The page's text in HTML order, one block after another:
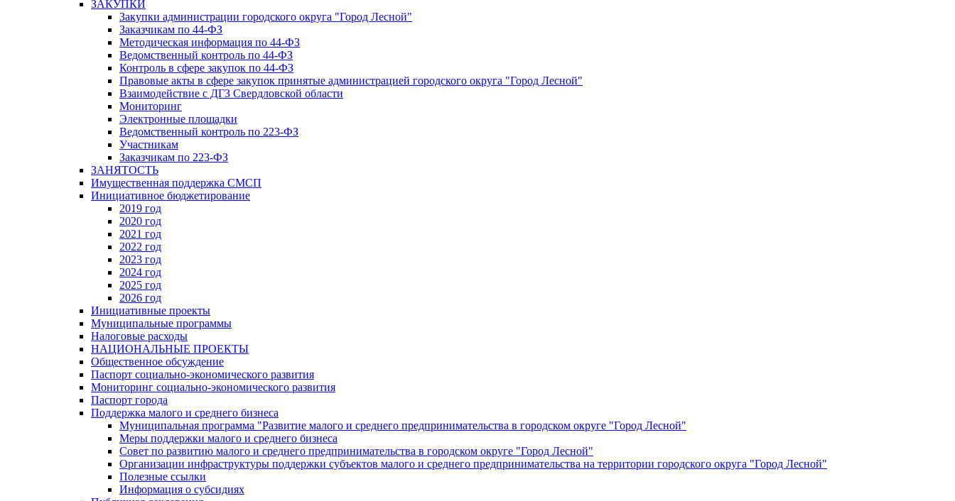
ЗАКУПКИ
Закупки администрации городского округа "Город Лесной"
Заказчикам по 44-ФЗ
Методическая информация по 44-ФЗ
Ведомственный контроль по 44-ФЗ
Контроль в сфере закупок по 44-ФЗ
Правовые акты в сфере закупок принятые администрацией городского округа "Город Лесной"
Взаимодействие с ДГЗ Свердловской области
Мониторинг
Электронные площадки
Ведомственный контроль по 223-ФЗ
Участникам
Заказчикам по 223-ФЗ
ЗАНЯТОСТЬ
Имущественная поддержка СМСП
Инициативное бюджетирование
2019 год
2020 год
2021 год
2022 год
2023 год
2024 год
2025 год
2026 год
Инициативные проекты
Муниципальные программы
Налоговые расходы
НАЦИОНАЛЬНЫЕ ПРОЕКТЫ
Общественное обсуждение
Паспорт социально-экономического развития
Мониторинг социально-экономического развития
Паспорт города
Поддержка малого и среднего бизнеса
Муниципальная программа "Развитие малого и среднего предпринимательства в городском округе "Город Лесной"
Меры поддержки малого и среднего бизнеса
Совет по развитию малого и среднего предпринимательства в городском округе "Город Лесной"
Организации инфраструктуры поддержки субъектов малого и среднего предпринимательства на территории городского округа "Город Лесной"
Полезные ссылки
Информация о субсидиях